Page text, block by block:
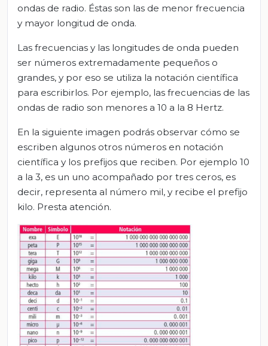
ondas de radio. Éstas son las de menor frecuencia
y mayor longitud de onda.
Las frecuencias y las longitudes de onda pueden
ser números extremadamente pequeños o
grandes, y por eso se utiliza la notación científica
para escribirlos. Por ejemplo, las frecuencias de las
ondas de radio son menores a 10 a la 8 Hertz.
En la siguiente imagen podrás observar cómo se
escriben algunos otros números en notación
científica y los prefijos que reciben. Por ejemplo 10
a la 3, es un uno acompañado por tres ceros, es
decir, representa al número mil, y recibe el prefijo
kilo. Presta atención.